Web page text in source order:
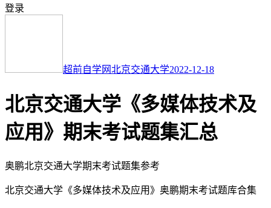
登录
超前自学网北京交通大学2022-12-18
北京交通大学《多媒体技术及
应用》期末考试题集汇总
奥鹏北京交通大学期末考试题集参考
北京交通大学《多媒体技术及应用》奥鹏期末考试题库合集